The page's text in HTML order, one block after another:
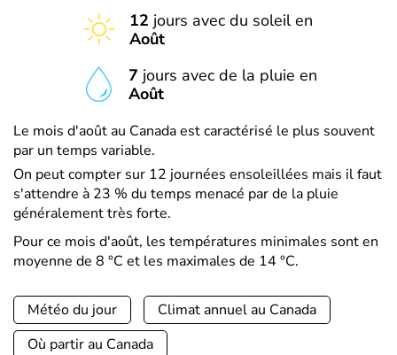
12 jours avec du soleil en
Août
7 jours avec de la pluie en
Août
Le mois d'août au Canada est caractérisé le plus souvent
par un temps variable.
On peut compter sur 12 journées ensoleillées mais il faut
s'attendre à 23 % du temps menacé par de la pluie
généralement très forte.
Pour ce mois d'août, les températures minimales sont en
moyenne de 8 °C et les maximales de 14 °C.
Météo du jour
Climat annuel au Canada
Où partir au Canada